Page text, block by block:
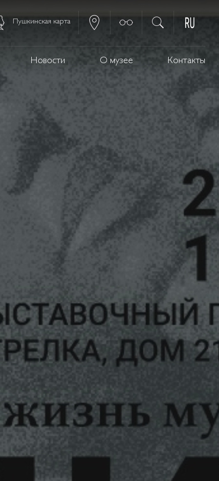
Пушкинская карта
Новости О музее Контакты